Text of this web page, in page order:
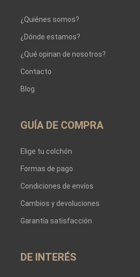
¿Quiénes somos?
¿Dónde estamos?
¿Qué opinan de nosotros?
Contacto
Blog
GUÍA DE COMPRA
Elige tu colchón
Formas de pago
Condiciones de envíos
Cambios y devoluciones
Garantía satisfacción
DE INTERÉS